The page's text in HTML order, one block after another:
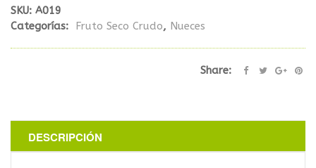
SKU: A019
Categorías:
Fruto Seco Crudo, Nueces
Share:
DESCRIPCIÓN